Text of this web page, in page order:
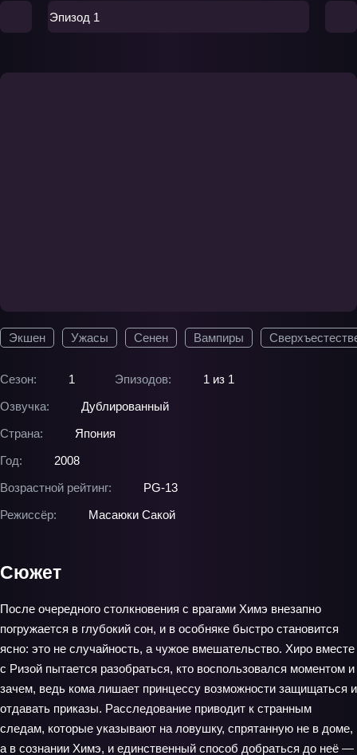
Экшен Ужасы Сенен Вампиры
Сезон: 1 Эпизодов:
1 из 1
Озвучка:
Дублированный
Страна:
Япония
Год:
2008
Возрастной рейтинг:
PG-13
Режиссёр:
Масаюки Сакой
Эпизод 1
Сюжет
После очередного столкновения с врагами Химэ внезапно
погружается в глубокий сон, и в особняке быстро становится
ясно: это не случайность, а чужое вмешательство. Хиро вместе
с Ризой пытается разобраться, кто воспользовался моментом и
зачем, ведь кома лишает принцессу возможности защищаться и
отдавать приказы. Расследование приводит к странным
следам, которые указывают на ловушку, спрятанную не в доме,
а в сознании Химэ, и единственный способ добраться до неё —